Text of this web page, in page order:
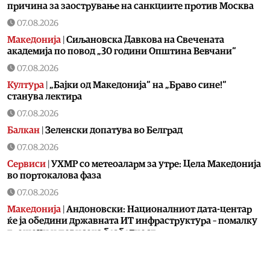
причина за заострување на санкциите против Москва
07.08.2026
Македонија Сиљановска Давкова на Свечената
академија по повод „30 години Општина Вевчани“
07.08.2026
Култура „Бајки од Македонија“ на „Браво сине!“
станува лектира
07.08.2026
Балкан Зеленски допатува во Белград
07.08.2026
Сервиси УХМР со метеоаларм за утре: Цела Македонија
во портокалова фаза
07.08.2026
Македонија Андоновски: Националниот дата-центар
ќе ја обедини државната ИТ инфраструктура – помалку
трошоци и повисока безбедност